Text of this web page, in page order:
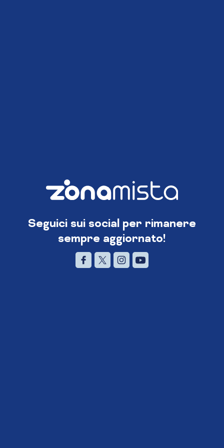
Seguici sui social per rimanere
sempre aggiornato!